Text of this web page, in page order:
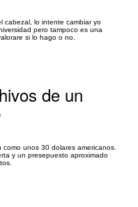
cabezal, lo intente cambiar yo
pero tampoco es una
si lo hago o no.
de un
unos 30 dolares americanos.
y un presepuesto aproximado